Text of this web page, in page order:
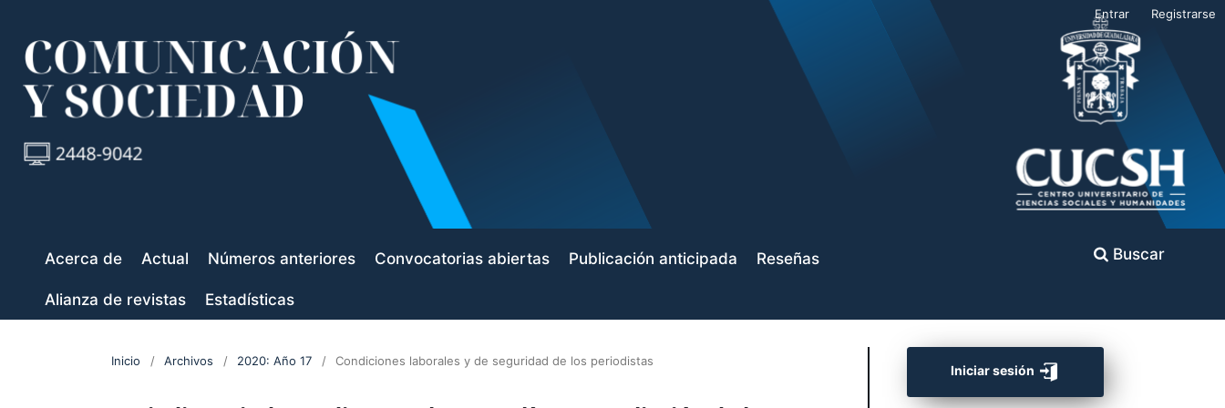
Acerca de Actual Números anteriores Convocatorias abiertas Publicación anticipada Reseñas
Alianza de revistas Estadísticas
Buscar
Entrar Registrarse
Inicio / Archivos / 2020: Año 17 / Condiciones laborales y de seguridad de los periodistas
Iniciar sesión